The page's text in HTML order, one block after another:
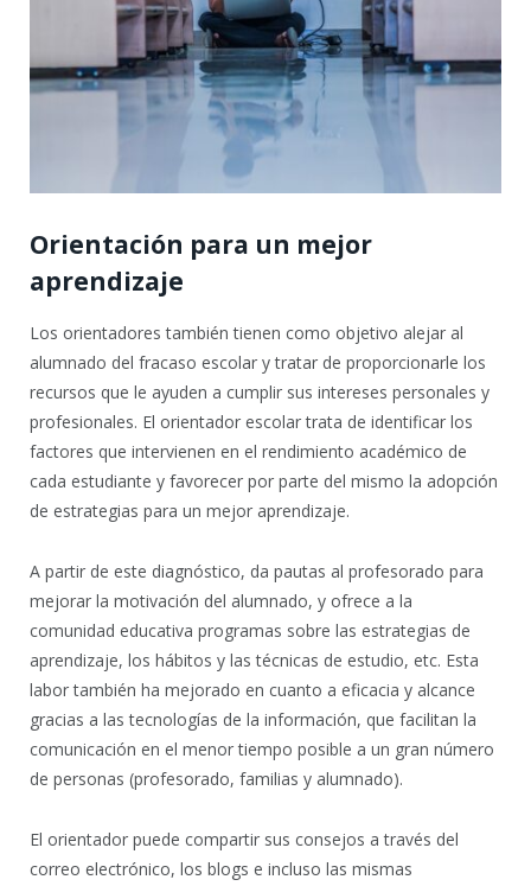
Orientación para un mejor
aprendizaje
Los orientadores también tienen como objetivo alejar al
alumnado del fracaso escolar y tratar de proporcionarle los
recursos que le ayuden a cumplir sus intereses personales y
profesionales. El orientador escolar trata de identificar los
factores que intervienen en el rendimiento académico de
cada estudiante y favorecer por parte del mismo la adopción
de estrategias para un mejor aprendizaje.
A partir de este diagnóstico, da pautas al profesorado para
mejorar la motivación del alumnado, y ofrece a la
comunidad educativa programas sobre las estrategias de
aprendizaje, los hábitos y las técnicas de estudio, etc. Esta
labor también ha mejorado en cuanto a eficacia y alcance
gracias a las tecnologías de la información, que facilitan la
comunicación en el menor tiempo posible a un gran número
de personas (profesorado, familias y alumnado).
El orientador puede compartir sus consejos a través del
correo electrónico, los blogs e incluso las mismas